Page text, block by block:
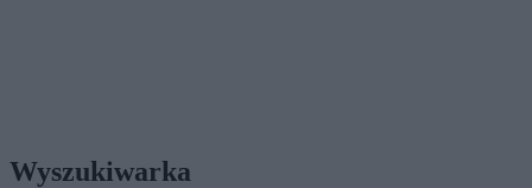
Wyszukiwarka